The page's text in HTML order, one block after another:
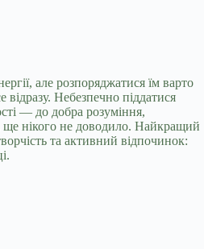
але розпоряджатися їм варто
Небезпечно піддатися
— до добра розуміння,
ще нікого не доводило. Найкращий
та активний відпочинок: